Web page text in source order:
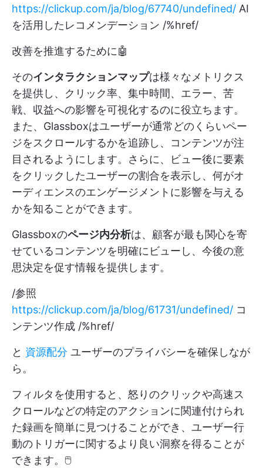
https://clickup.com/ja/blog/67740/undefined/ AI
を活用したレコメンデーション /%href/
改善を推進するために🤖
そのインタラクションマップは様々なメトリクス
を提供し、クリック率、集中時間、エラー、苦
戦、収益への影響を可視化するのに役立ちます。
また、Glassboxはユーザーが通常どのくらいペー
ジをスクロールするかを追跡し、コンテンツが注
目されるようにします。さらに、ビュー後に要素
をクリックしたユーザーの割合を表示し、何がオ
ーディエンスのエンゲージメントに影響を与える
かを知ることができます。
Glassboxのページ内分析は、顧客が最も関心を寄
せているコンテンツを明確にビューし、今後の意
思決定を促す情報を提供します。
/参照
https://clickup.com/ja/blog/61731/undefined/ コ
ンテンツ作成 /%href/
と 資源配分 ユーザーのプライバシーを確保しなが
ら。
フィルタを使用すると、怒りのクリックや高速ス
クロールなどの特定のアクションに関連付けられ
た録画を簡単に見つけることができ、ユーザー行
動のトリガーに関するより良い洞察を得ることが
できます。🖱️